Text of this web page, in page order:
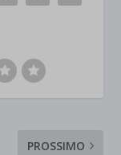
PROSSIMO